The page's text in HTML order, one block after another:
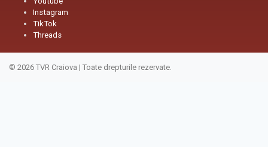
Instagram
TikTok
Threads
© 2026 TVR Craiova | Toate drepturile rezervate.